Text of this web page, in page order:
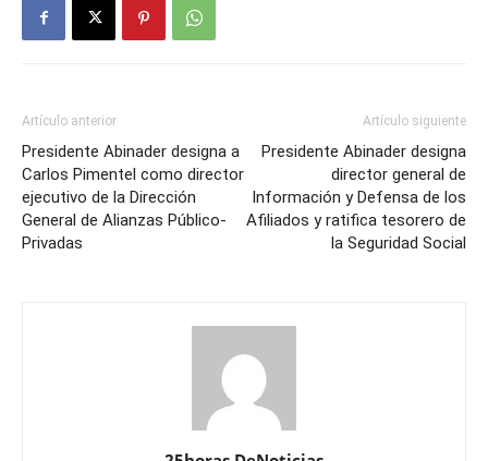
Artículo anterior
Presidente Abinader designa a
Carlos Pimentel como director
ejecutivo de la Dirección
General de Alianzas Público-
Privadas
Artículo siguiente
Presidente Abinader designa
director general de
Información y Defensa de los
Afiliados y ratifica tesorero de
la Seguridad Social